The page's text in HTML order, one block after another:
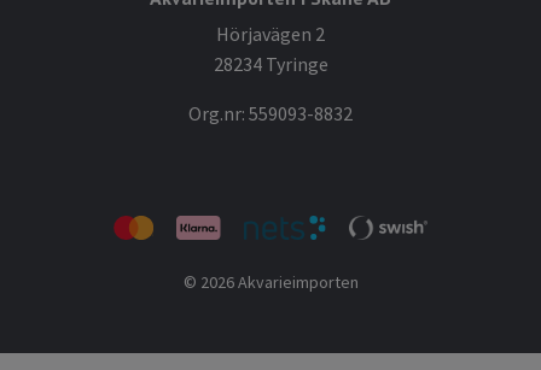
Hörjavägen 2
28234 Tyringe
Org.nr: 559093-8832
© 2026 Akvarieimporten